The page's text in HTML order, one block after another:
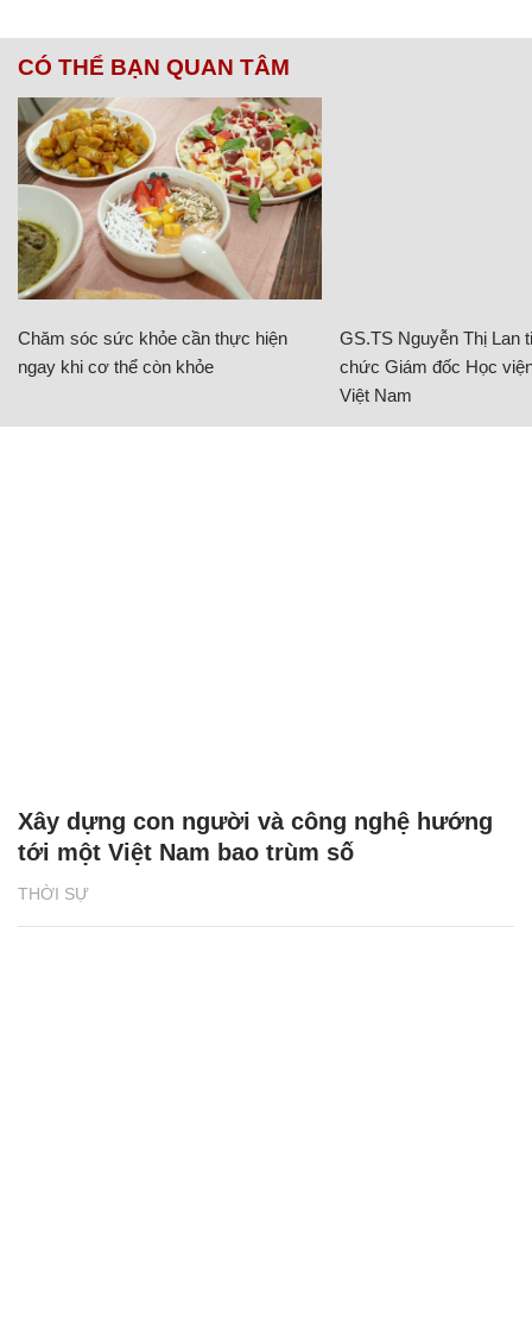
CÓ THỂ BẠN QUAN TÂM
Chăm sóc sức khỏe cần thực hiện
ngay khi cơ thể còn khỏe
GS.TS Nguyễn Thị Lan
chức Giám đốc Học
Việt Nam
THỜI SỰ
Xây dựng con người và công nghệ hướng
tới một Việt Nam bao trùm số